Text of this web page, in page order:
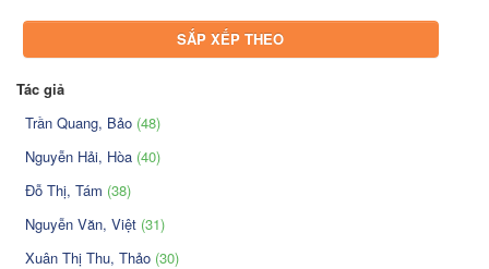
SẮP XẾP THEO
Tác giả
Trần Quang, Bảo (48)
Nguyễn Hải, Hòa (40)
Đỗ Thị, Tám (38)
Nguyễn Văn, Việt (31)
Xuân Thị Thu, Thảo (30)